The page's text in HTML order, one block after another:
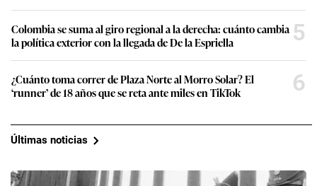
Colombia se suma al giro regional a la derecha: cuánto cambia
la política exterior con la llegada de De la Espriella
5
¿Cuánto toma correr de Plaza Norte al Morro Solar? El
‘runner’ de 18 años que se reta ante miles en TikTok
6
Últimas noticias